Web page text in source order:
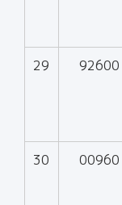
29 92600
30 00960